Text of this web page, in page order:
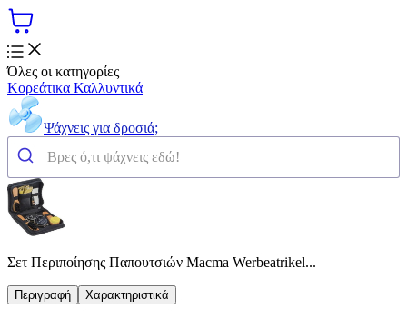
Όλες οι κατηγορίες
Κορεάτικα Καλλυντικά
Ψάχνεις για δροσιά;
Σετ Περιποίησης Παπουτσιών Macma Werbeatrikel...
Περιγραφή Χαρακτηριστικά